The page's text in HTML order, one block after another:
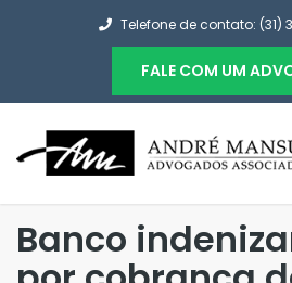
Telefone de contato: (31)
FALE COM UM
Banco